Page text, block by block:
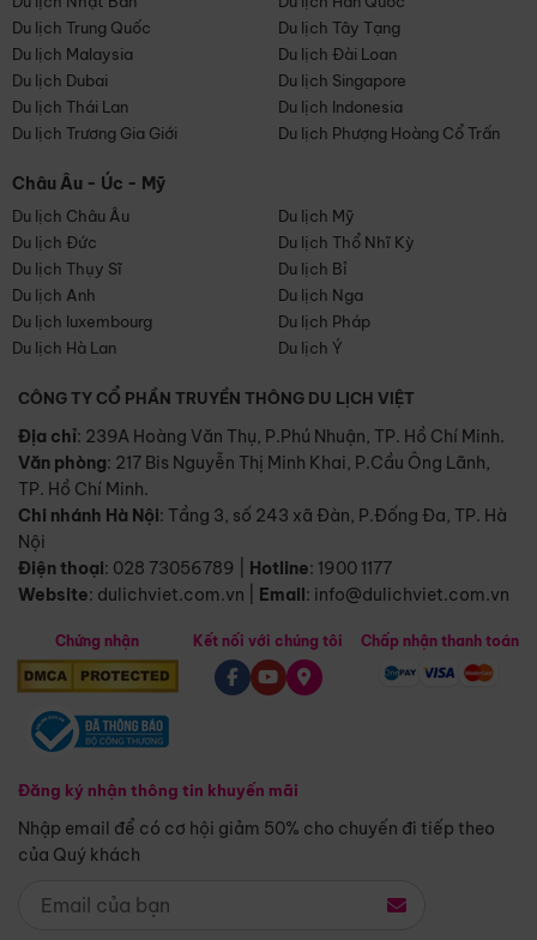
Du lịch Trung Quốc
Du lịch Tây Tạng
Du lịch Malaysia
Du lịch Đài Loan
Du lịch Dubai
Du lịch Singapore
Du lịch Thái Lan
Du lịch Indonesia
Du lịch Trương Gia Giới
Du lịch Phượng Hoàng Cổ Trấn
Châu Âu - Úc - Mỹ
Du lịch Châu Âu
Du lịch Mỹ
Du lịch Đức
Du lịch Thổ Nhĩ Kỳ
Du lịch Thụy Sĩ
Du lịch Bỉ
Du lịch Anh
Du lịch Nga
Du lịch luxembourg
Du lịch Pháp
Du lịch Hà Lan
Du lịch Ý
CÔNG TY CỔ PHẦN TRUYỀN THÔNG DU LỊCH VIỆT
Địa chỉ: 239A Hoàng Văn Thụ, P.Phú Nhuận, TP. Hồ Chí Minh.
Văn phòng: 217 Bis Nguyễn Thị Minh Khai, P.Cầu Ông Lãnh,
TP. Hồ Chí Minh.
Chi nhánh Hà Nội: Tầng 3, số 243 xã Đàn, P.Đống Đa, TP. Hà
Nội
Điện thoại: 028 73056789 Hotline: 1900 1177
Website: dulichviet.com.vn Email: info@dulichviet.com.vn
Chứng nhận
Đăng ký nhận thông tin khuyến mãi
Nhập email để có cơ hội giảm 50% cho chuyến đi tiếp theo
của Quý khách
Kết nối với chúng tôi Chấp nhận thanh toán